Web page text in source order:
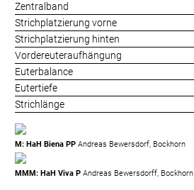
Zentralband
Strichplatzierung vorne
Strichplatzierung hinten
Vordereuteraufhängung
Euterbalance
Eutertiefe
Strichlänge
M: HaH Biena PP Andreas Bewersdorf, Bockhorn
MMM: HaH Viva P Andreas Bewersdorff, Bockhorn